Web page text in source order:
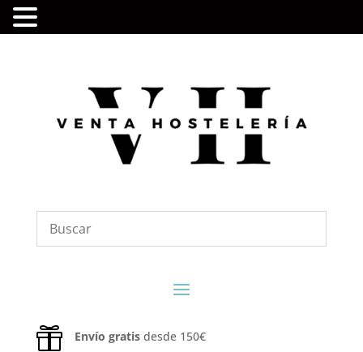
 Envío gratisdesde 150€